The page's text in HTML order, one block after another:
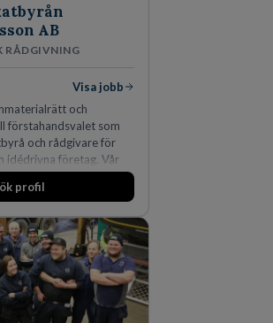
AB
RÅDGIVNING
Visa jobb
och
förstahandsvalet som
och rådgivare för
idédrivna företag. Vår
har gett oss en
Våra klienter väljer
profil